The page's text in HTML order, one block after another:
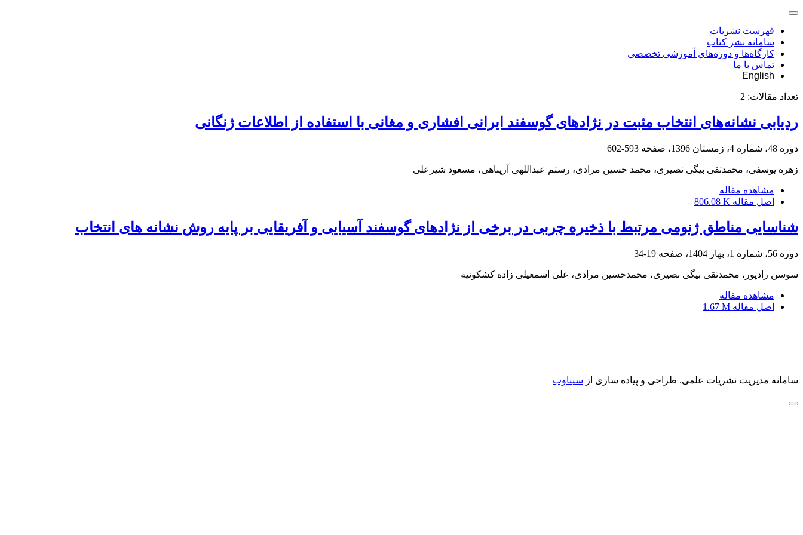
فهرست نشریات
سامانه نشر کتاب
کارگاه‌ها و دوره‌های آموزشی تخصصی
تماس با ما
English
تعداد مقالات: 2
ردیابی نشانه‌های انتخاب مثبت در نژاد‌های گوسفند ایرانی افشاری و مغانی با استفاده از اطلاعات ژنگانی
دوره 48، شماره 4، زمستان 1396، صفحه 593-602
زهره یوسفی، محمدتقی بیگی نصیری، محمد حسین مرادی، رستم عبداللهی آرپناهی، مسعود شیرعلی
مشاهده مقاله
اصل مقاله 806.08 K
شناسایی مناطق ژنومی مرتبط با ذخیره چربی در برخی از نژادهای گوسفند آسیایی و آفریقایی بر پایه روش نشانه های انتخاب
دوره 56، شماره 1، بهار 1404، صفحه 19-34
سوسن رادپور، محمدتقی بیگی نصیری، محمدحسین مرادی، علی اسمعیلی زاده کشکوئیه
مشاهده مقاله
اصل مقاله 1.67 M
سامانه مدیریت نشریات علمی. طراحی و پیاده سازی از سیناوب